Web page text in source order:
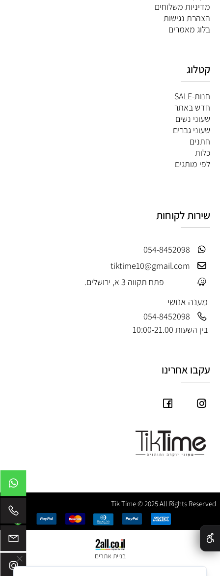
מדיניות משלוחים
הצהרת נגישות
בלוג מאמרים
קטלוג
חנות-SALE
חדש באתר
שעוני נשים
שעוני גברים
חתנים
כלות
לפי מותגים
שירות לקוחות
054-8452098
tiktime10@gmail.com
פתח תקווה 3 א, ירושלים.
מענה אנושי
054-8452098
בין השעות 10:00-21.00
עקבו אחרינו
Tik Time © 2025 All Rights Reserved
בניית אתרים